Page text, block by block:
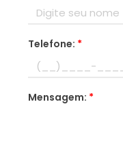
Telefone: *
Mensagem: *